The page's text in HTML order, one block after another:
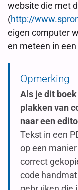
website die met
(http://
eigen computer
en meteen in
Opmerking
Als je dit
plakken van
naar een
Tekst in een
op een
correct
code